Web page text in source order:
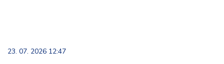
23. 07. 2026 12:47